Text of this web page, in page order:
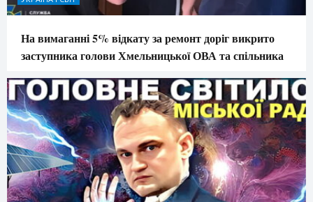
На вимаганні 5% відкату за ремонт доріг викрито
заступника голови Хмельницької ОВА та спільника